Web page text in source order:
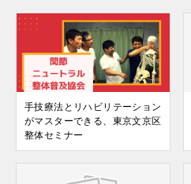
手技療法とリハビリテーション
がマスターできる、東京文京区
整体セミナー